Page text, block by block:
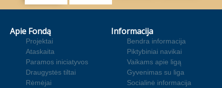
Apie Fondą
Projektai
Ataskaita
Paramos iniciatyvos
Draugystės tiltai
Rėmėjai
Informacija
Bendra informacija
Piktybiniai navikai
Vaikams apie ligą
Gyvenimas su liga
Socialinė informacija